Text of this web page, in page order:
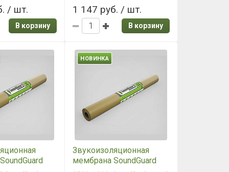
/ шт.
В корзину
1 147 руб. / шт.
В корзину
НОВИНКА
Звукоизоляционная
мембрана SoundGuard